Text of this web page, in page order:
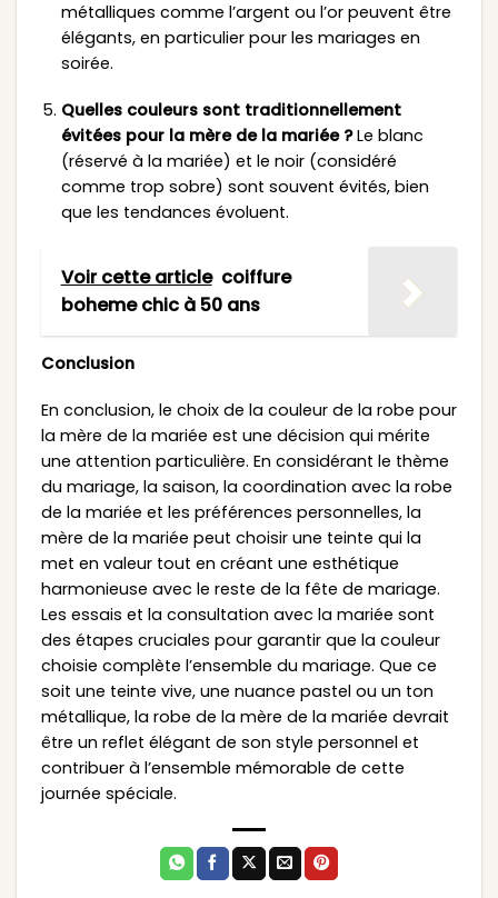
métalliques comme l’argent ou l’or peuvent être
élégants, en particulier pour les mariages en
soirée.
Quelles couleurs sont traditionnellement
évitées pour la mère de la mariée ?Le blanc
(réservé à la mariée) et le noir (considéré
comme trop sobre) sont souvent évités, bien
que les tendances évoluent.
Voir cette article coiffure
boheme chic à 50 ans
Conclusion
En conclusion, le choix de la couleur de la robe pour
la mère de la mariée est une décision qui mérite
une attention particulière. En considérant le thème
du mariage, la saison, la coordination avec la robe
de la mariée et les préférences personnelles, la
mère de la mariée peut choisir une teinte qui la
met en valeur tout en créant une esthétique
harmonieuse avec le reste de la fête de mariage.
Les essais et la consultation avec la mariée sont
des étapes cruciales pour garantir que la couleur
choisie complète l’ensemble du mariage. Que ce
soit une teinte vive, une nuance pastel ou un ton
métallique, la robe de la mère de la mariée devrait
être un reflet élégant de son style personnel et
contribuer à l’ensemble mémorable de cette
journée spéciale.